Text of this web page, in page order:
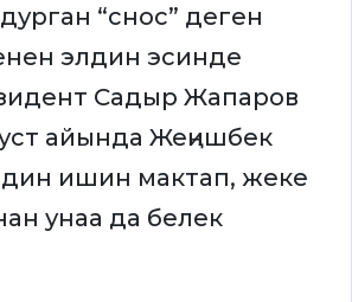
“снос” деген
элдин эсинде
Садыр Жапаров
айында Жеңишбек
ишин мактап, жеке
унаа да белек